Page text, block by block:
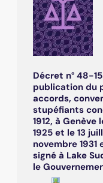
Décret n° 48-
publication du
accords,
stupéfiants
1912, à Genève
1925 et le 13
novembre 1931
signé à Lake
le